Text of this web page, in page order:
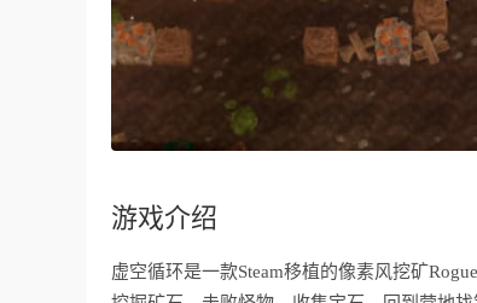
游戏介绍
虚空循环是一款Steam移植的像素风挖矿